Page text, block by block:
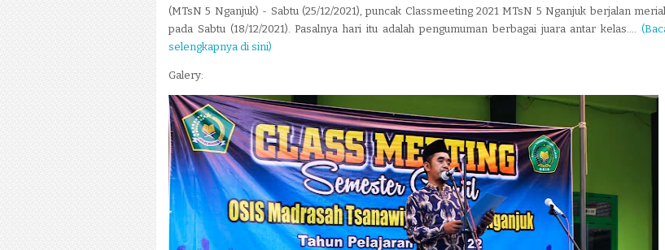
(MTsN 5 Nganjuk) - Sabtu (25/12/2021), puncak Classmeeting 2021 MTsN 5 Nganjuk berjalan
pada Sabtu (18/12/2021). Pasalnya hari itu adalah pengumuman berbagai juara antar kelas....
selengkapnya di sini)
Galery: